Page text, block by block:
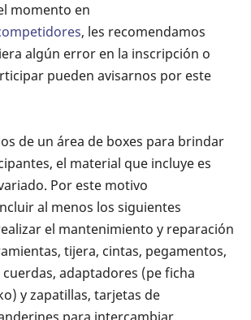
momento en
, les recomendamos
algún error en la inscripción o
pueden avisarnos por este
de un área de boxes para brindar
el material que incluye es
Por este motivo
al menos los siguientes
el mantenimiento y reparación
tijera, cintas, pegamentos,
cuerdas, adaptadores (pe ficha
y zapatillas, tarjetas de